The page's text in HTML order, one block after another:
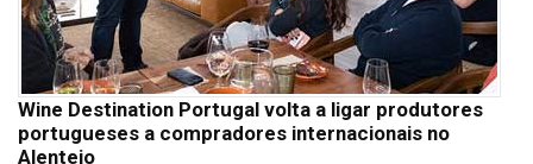
Wine Destination Portugal volta a ligar produtores
portugueses a compradores internacionais no
Alentejo